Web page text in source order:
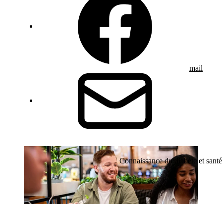
mail
Connaissance du diabète et santé